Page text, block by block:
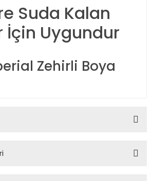
Suda Kalan
İçin Uygundur
Zehirli Boya